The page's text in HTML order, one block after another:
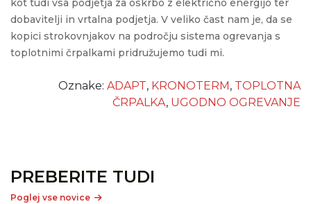
kot tudi vsa podjetja za oskrbo z električno energijo ter
dobavitelji in vrtalna podjetja. V veliko čast nam je, da se
kopici strokovnjakov na področju sistema ogrevanja s
toplotnimi črpalkami pridružujemo tudi mi.
Oznake: ADAPT, KRONOTERM, TOPLOTNA
ČRPALKA, UGODNO OGREVANJE
PREBERITE TUDI
Poglej vse novice